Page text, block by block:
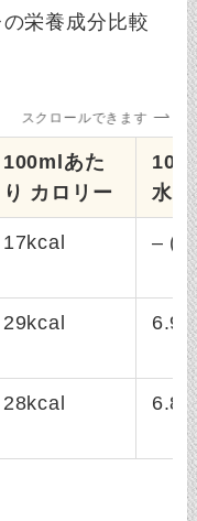
栄養成分比較
スクロールできます
100mlあた
り カロリー
水
17kcal – (
29kcal
28kcal 6.8g